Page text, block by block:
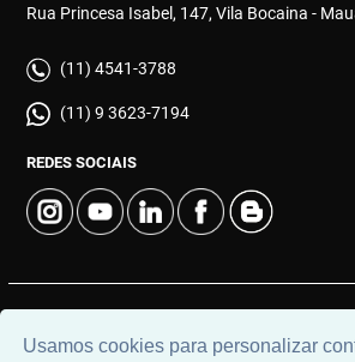
Usamos cookies para personalizar
Rua Princesa Isabel, 147, Vila Bocaina -
(11) 4541-3788
(11) 9 3623-7194
REDES SOCIAIS
Universal Software.